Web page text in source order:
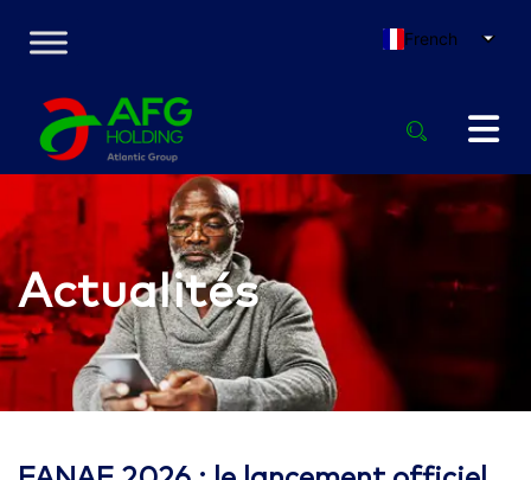
French
Actualités